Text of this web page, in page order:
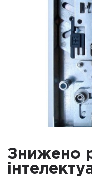
Знижено